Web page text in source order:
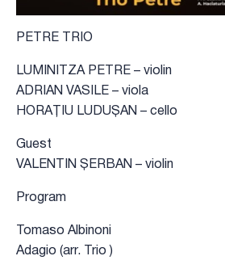
PETRE TRIO
LUMINITZA PETRE – violin
ADRIAN VASILE – viola
HORAȚIU LUDUȘAN – cello
Guest
VALENTIN ȘERBAN – violin
Program
Tomaso Albinoni
Adagio (arr. Trio )